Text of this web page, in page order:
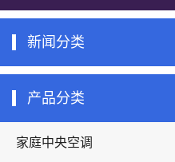
新闻分类
产品分类
家庭中央空调